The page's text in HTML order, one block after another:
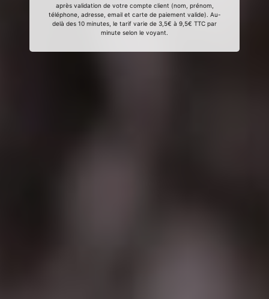
après validation de votre compte client (nom, prénom,
téléphone, adresse, email et carte de paiement valide). Au-
delà des 10 minutes, le tarif varie de 3,5€ à 9,5€ TTC par
minute selon le voyant.